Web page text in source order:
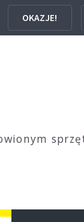
OKAZJE!